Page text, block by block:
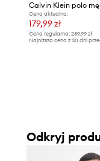
Calvin Klein polo
Cena aktualna:
179,99 zł
Cena regularna: 289,99 zł
Najniższa cena z 30 dni
Odkryj